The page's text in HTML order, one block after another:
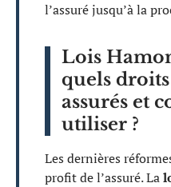
l’assuré jusqu’à la
Lois
quels
assurés et
utiliser ?
Les dernières
profit de l’assuré. La